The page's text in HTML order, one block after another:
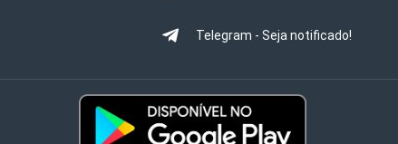
Telegram - Seja notificado!